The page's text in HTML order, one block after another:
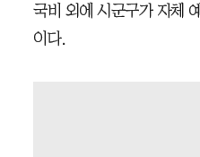
국비 외에 시군구가 자체
이다.